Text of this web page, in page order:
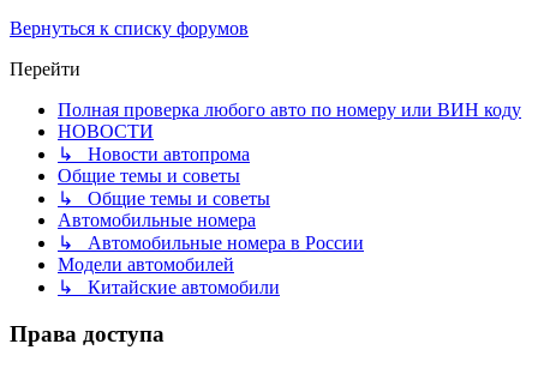
Вернуться к списку форумов
Перейти
Полная проверка любого авто по номеру или ВИН коду
НОВОСТИ
↳ Новости автопрома
Общие темы и советы
↳ Общие темы и советы
Автомобильные номера
↳ Автомобильные номера в России
Модели автомобилей
↳ Китайские автомобили
Права доступа